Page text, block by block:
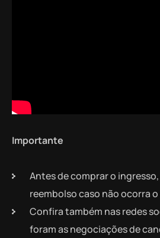
Importante
Antes de comprar o
reembolso caso não ocorra
Confira também nas redes
foram as negociações de